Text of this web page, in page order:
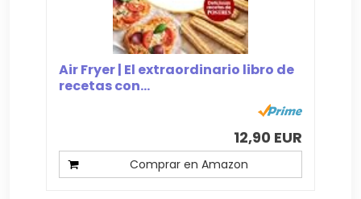
Air Fryer | El extraordinario libro de
recetas con...
12,90 EUR
Comprar en Amazon